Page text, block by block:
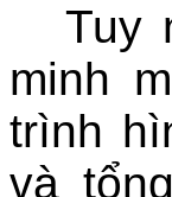
Tuy
minh
trình
và